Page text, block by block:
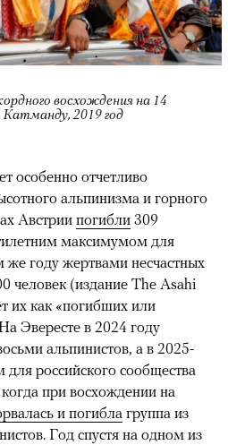
восхождения на 14
2019 год
особенно отчетливо
альпинизма и горного
Австрии погибли 309
максимумом для
году жертвами несчастных
человек (издание The Asahi
их как «погибших или
Эвересте в 2024 году
альпинистов, а в 2025-
для российского сообщества
при восхождении на
и погибла группа из
Год спустя на одном из